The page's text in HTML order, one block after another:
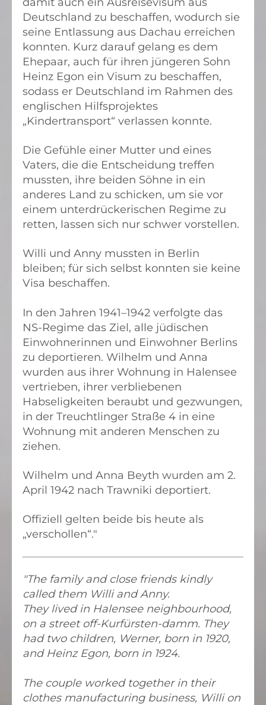
Deutschland zu beschaffen, wodurch sie
seine Entlassung aus Dachau erreichen
konnten. Kurz darauf gelang es dem
Ehepaar, auch für ihren jüngeren Sohn
Heinz Egon ein Visum zu beschaffen,
sodass er Deutschland im Rahmen des
englischen Hilfsprojektes
„Kindertransport“ verlassen konnte.
Die Gefühle einer Mutter und eines
Vaters, die die Entscheidung treffen
mussten, ihre beiden Söhne in ein
anderes Land zu schicken, um sie vor
einem unterdrückerischen Regime zu
retten, lassen sich nur schwer vorstellen.
Willi und Anny mussten in Berlin
bleiben; für sich selbst konnten sie keine
Visa beschaffen.
In den Jahren 1941–1942 verfolgte das
NS-Regime das Ziel, alle jüdischen
Einwohnerinnen und Einwohner Berlins
zu deportieren. Wilhelm und Anna
wurden aus ihrer Wohnung in Halensee
vertrieben, ihrer verbliebenen
Habseligkeiten beraubt und gezwungen,
in der Treuchtlinger Straße 4 in eine
Wohnung mit anderen Menschen zu
ziehen.
Wilhelm und Anna Beyth wurden am 2.
April 1942 nach Trawniki deportiert.
Offiziell gelten beide bis heute als
„verschollen“."
"The family and close friends kindly
called them Willi and Anny.
They lived in Halensee neighbourhood,
on a street off-Kurfürsten-damm. They
had two children, Werner, born in 1920,
and Heinz Egon, born in 1924.
The couple worked together in their
clothes manufacturing business, Willi on